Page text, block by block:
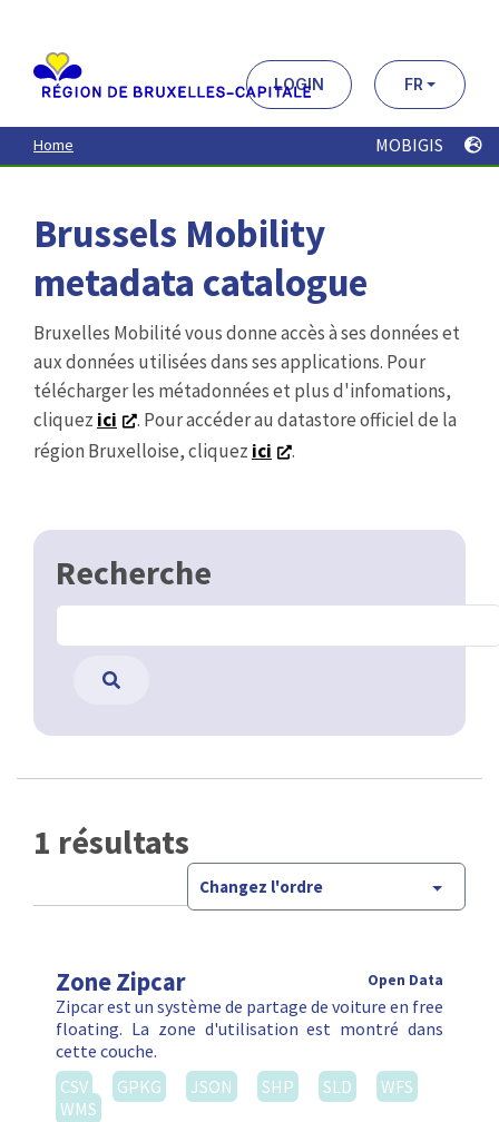
contenu
principal
LOGIN FR
Home MOBIGIS
Brussels Mobility
metadata catalogue
Bruxelles Mobilité vous donne accès à ses données et
aux données utilisées dans ses applications. Pour
télécharger les métadonnées et plus d'infomations,
cliquez ici
. Pour accéder au datastore officiel de la
région Bruxelloise, cliquez ici .
Recherche
1 résultats
Changez l'ordre
Zone Zipcar Open Data
Zipcar est un système de partage de voiture en free
floating. La zone d'utilisation est montré dans
cette couche.
CSV
GPKG JSON SHP SLD
WFS
WMS